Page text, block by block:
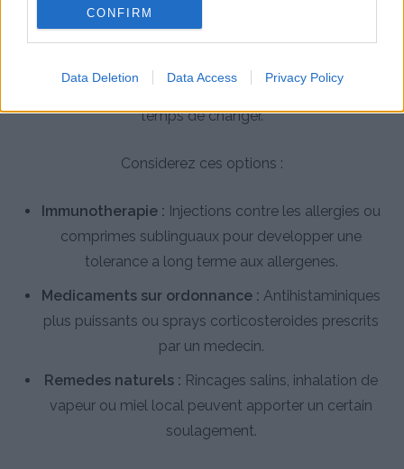
CONFIRM
Data Deletion Data Access Privacy Policy
qu'avant. Les medicaments en vente libre comme les
antihistaminiques et les sprays nasaux peuvent perdre
meme traitement depuis des annees, il est peut-etre
temps de changer.
Considerez ces options :
Immunotherapie : Injections contre les allergies ou
comprimes sublinguaux pour developper une
tolerance a long terme aux allergenes.
Medicaments sur ordonnance : Antihistaminiques
plus puissants ou sprays corticosteroides prescrits
par un medecin.
Remedes naturels : Rincages salins, inhalation de
vapeur ou miel local peuvent apporter un certain
soulagement.